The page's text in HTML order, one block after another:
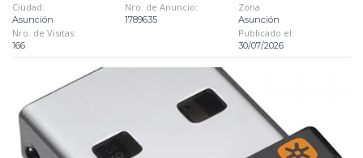
Ciudad:
Asunción
Nro. de Anuncio:
1789635
Zona
Asunción
Nro. de Visitas:
166
Publicado el:
30/07/2026